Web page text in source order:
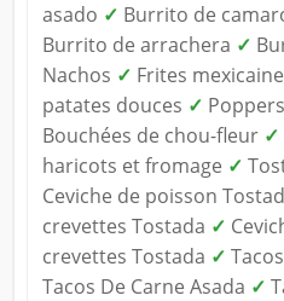
asado ✓ Burrito de
Burrito de arrachera ✓
Nachos ✓ Frites
patates douces ✓
Bouchées de chou-fleur ✓
haricots et fromage ✓
Ceviche de poisson
crevettes Tostada ✓
crevettes Tostada ✓
Tacos De Carne Asada ✓